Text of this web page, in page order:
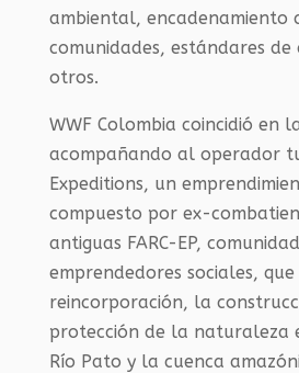
ambiental, encadenamiento
comunidades, estándares
otros.
WWF Colombia coincidió en
acompañando al operador
Expeditions, un
compuesto por ex-
antiguas FARC-EP,
emprendedores sociales,
reincorporación, la
protección de la naturaleza
Río Pato y la cuenca